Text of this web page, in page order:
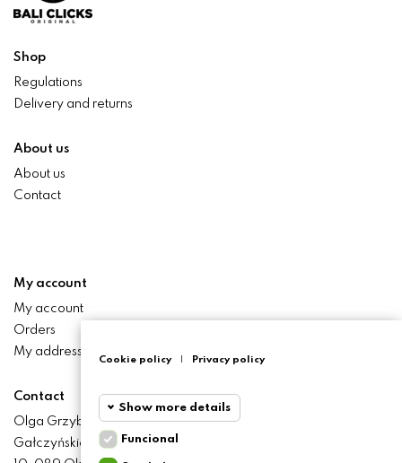
Shop
Regulations
Delivery and returns
About us
About us
Contact
My account
My account
Orders
My addresses
Contact
Olga Grzyb STILO
Gałczyńskiego 24 St.
Cookie policy Privacy policy
Show more details
Funcional
Funcional